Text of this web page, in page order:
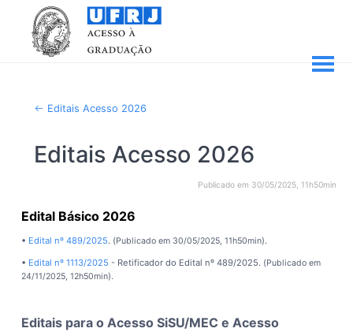
Editais Acesso 2026
Editais Acesso 2026
Publicado em 30/05/2025, 11h50min
Edital Básico 2026
• Edital nº 489/2025. (Publicado em 30/05/2025, 11h50min).
• Edital nº 1113/2025 - Retificador do Edital nº 489/2025. (Publicado em
24/11/2025, 12h50min).
Editais para o Acesso SiSU/MEC e Acesso